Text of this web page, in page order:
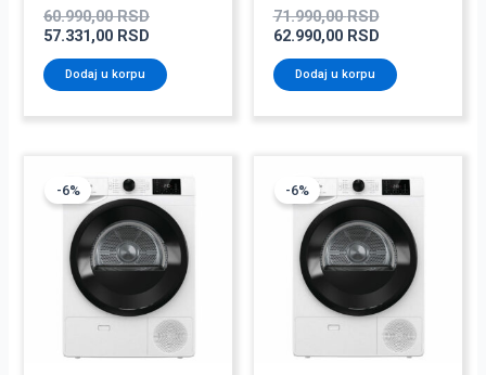
60.990,00RSD
57.331,00 RSD
Dodaj u korpu
71.990,00RSD
62.990,00 RSD
Dodaj u korpu
-6%
cena
je
bila:
75.990,00 RSD.
cena
je:
71.431,00 RSD.
-6%
cena
je
bila:
69.990,00
cena
je:
65.791,00